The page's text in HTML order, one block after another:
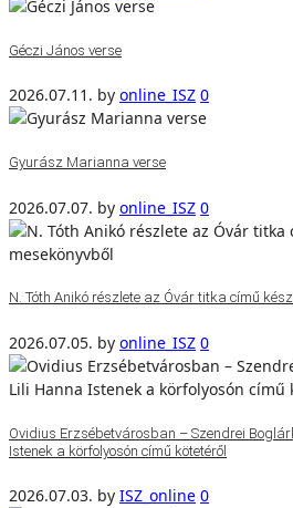
Géczi János verse
2026.07.11. by online_ISZ 0
Gyurász Marianna verse
2026.07.07. by online_ISZ 0
N. Tóth Anikó részlete az Óvár titka című
2026.07.05. by online_ISZ 0
Ovidius Erzsébetvárosban – Szendrei
Istenek a körfolyosón című kötetéről
2026.07.03. by ISZ_online 0